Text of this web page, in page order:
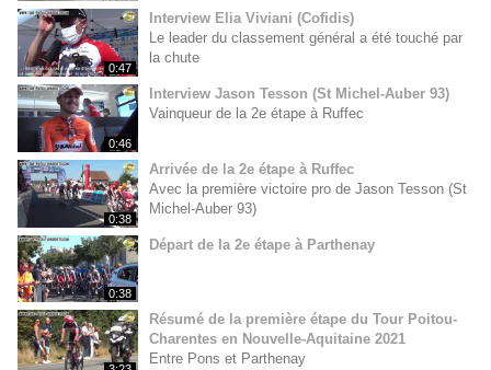
0:47
Interview Elia Viviani (Cofidis)
Le leader du classement général a été touché par
la chute
0:46
Interview Jason Tesson (St Michel-Auber 93)
Vainqueur de la 2e étape à Ruffec
0:38
Arrivée de la 2e étape à Ruffec
Avec la première victoire pro de Jason Tesson (St
Michel-Auber 93)
0:38
Départ de la 2e étape à Parthenay
Résumé de la première étape du Tour Poitou-
Charentes en Nouvelle-Aquitaine 2021
Entre Pons et Parthenay